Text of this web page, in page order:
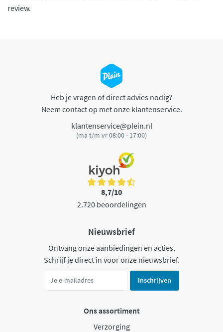
review.
Heb je vragen of direct advies nodig?
Neem contact op met onze klantenservice.
klantenservice@plein.nl
(ma t/m vr 08:00 - 17:00)
8,7/10
2.720 beoordelingen
Nieuwsbrief
Ontvang onze aanbiedingen en acties.
Schrijf je direct in voor onze nieuwsbrief.
Inschrijven
Ons assortiment
Verzorging